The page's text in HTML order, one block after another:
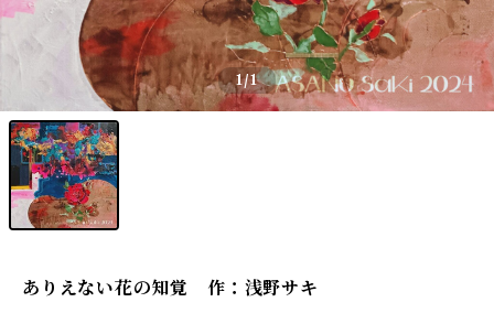
1/1
ありえない花の知覚 作：浅野サキ